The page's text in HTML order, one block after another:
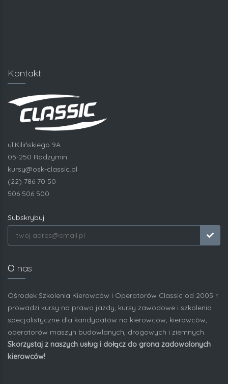
Kontakt
ul.Kilińskiego 9A
05-250 Radzymin
kursy@osk-classic.pl
(22) 786 70 50
506 506 500
Subskrybuj
O nas
Ośrodek Szkolenia Kierowców i Operatorów Classic od 2005 r.
prowadzi kursy na prawo jazdy, kursy zawodowe i szkolenia
specjalistyczne dla kandydatów na kierowców, kierowców,
operatorów maszyn budowlanych, drogowych i ziemnych.
Skorzystaj z naszych usług i dołącz do grona zadowolonych
kierowców!